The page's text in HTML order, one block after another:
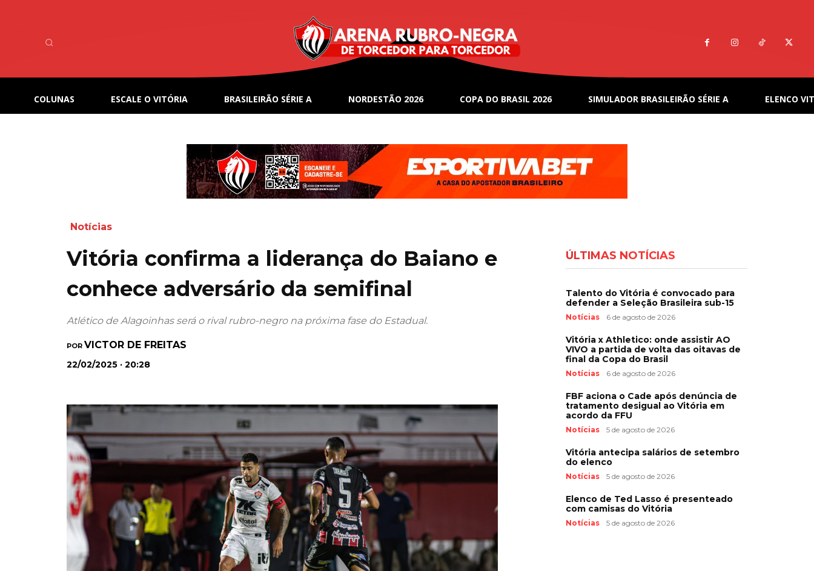
COLUNAS ESCALE O VITÓRIA BRASILEIRÃO SÉRIE A NORDESTÃO 2026 COPA DO BRASIL 2026 SIMULADOR BRASILEIRÃO SÉRIE A ELENCO
Notícias
Vitória confirma a liderança do Baiano e
conhece adversário da semifinal
Atlético de Alagoinhas será o rival rubro-negro na próxima fase do Estadual.
POR VICTOR DE FREITAS
22/02/2025 · 20:28
ÚLTIMAS NOTÍCIAS
Talento do Vitória é convocado para
defender a Seleção Brasileira sub-15
Notícias 6 de agosto de 2026
Vitória x Athletico: onde assistir AO
VIVO a partida de volta das oitavas de
final da Copa do Brasil
Notícias 6 de agosto de 2026
FBF aciona o Cade após denúncia de
tratamento desigual ao Vitória em
acordo da FFU
Notícias 5 de agosto de 2026
Vitória antecipa salários de setembro
do elenco
Notícias 5 de agosto de 2026
Elenco de Ted Lasso é presenteado
com camisas do Vitória
Notícias 5 de agosto de 2026